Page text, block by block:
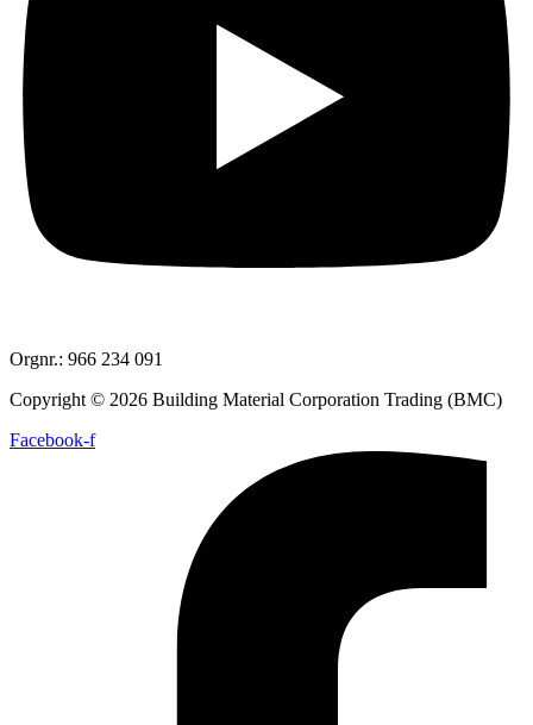
Orgnr.: 966 234 091
Copyright © 2026 Building Material Corporation Trading (BMC)
Facebook-f